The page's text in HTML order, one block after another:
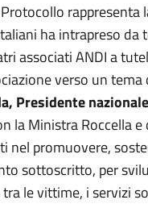
rappresenta
ha intrapreso da
associati ANDI a
verso un
Presidente
la Ministra Roccella
nel promuovere,
sottoscritto, per
le vittime, i servizi